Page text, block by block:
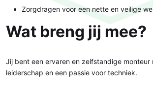
Zorgdragen voor een nette en veilige
Wat breng jij mee?
Jij bent een ervaren en zelfstandige monteur
leiderschap en een passie voor techniek.